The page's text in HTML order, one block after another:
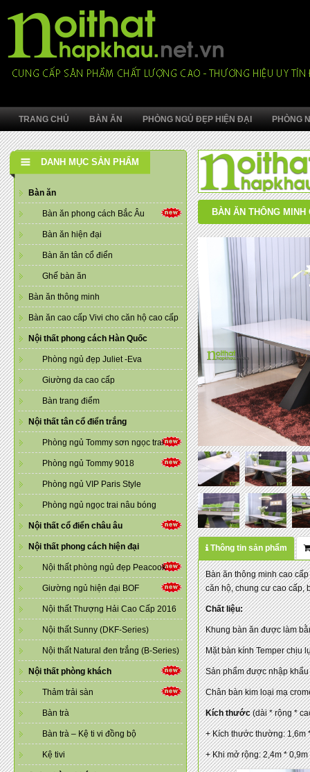
TRANG CHỦ BÀN ĂN PHÒNG NGỦ ĐẸP HIỆN ĐẠI PHÒNG
DANH MỤC SẢN PHẨM
Bàn ăn
Bàn ăn phong cách Bắc Âu
Bàn ăn hiện đại
Bàn ăn tân cổ điển
Ghế bàn ăn
Bàn ăn thông minh
Bàn ăn cao cấp Vivi cho căn hộ cao cấp
Nội thất phong cách Hàn Quốc
Phòng ngủ đẹp Juliet -Eva
Giường da cao cấp
Bàn trang điểm
Nội thất tân cổ điển trắng
Phòng ngủ Tommy sơn ngọc trai
Phòng ngủ Tommy 9018
Phòng ngủ VIP Paris Style
Phòng ngủ ngọc trai nâu bóng
Nội thất cổ điển châu âu
Nội thất phong cách hiện đại
Nội thất phòng ngủ đẹp Peacook
Giường ngủ hiện đại BOF
Nội thất Thượng Hải Cao Cấp 2016
Nội thất Sunny (DKF-Series)
Nội thất Natural đen trắng (B-Series)
Nội thất phòng khách
Thảm trải sàn
Bàn trà
Bàn trà – Kệ ti vi đồng bộ
Kệ tivi
BÀN ĂN THÔNG
Thông tin sản phẩm
Bàn ăn thông minh cao
căn hộ, chung cư cao cấp,
Chất liệu:
Khung bàn ăn được làm
Mặt bàn kính Temper chịu
Sản phẩm được nhập
Chân bàn kim loại mạ
Kích thước(dài * rộng *
+ Kích thước thường: 1,6m
+ Khi mở rộng: 2,4m * 0,9m